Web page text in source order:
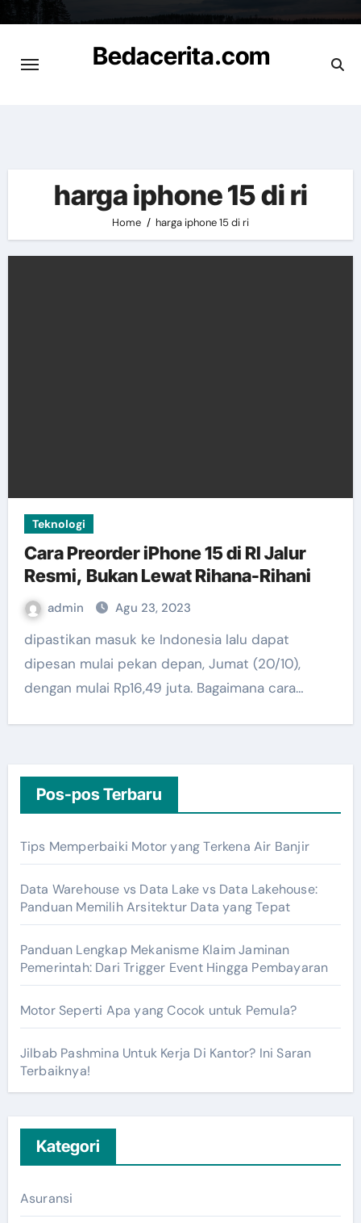
content
Bedacerita.com
harga iphone 15 di ri
Home harga iphone 15 di ri
Teknologi
Cara Preorder iPhone 15 di RI Jalur
Resmi, Bukan Lewat Rihana-Rihani
admin Agu 23, 2023
dipastikan masuk ke Indonesia lalu dapat
dipesan mulai pekan depan, Jumat (20/10),
dengan mulai Rp16,49 juta. Bagaimana cara…
Pos-pos Terbaru
Tips Memperbaiki Motor yang Terkena Air Banjir
Data Warehouse vs Data Lake vs Data Lakehouse:
Panduan Memilih Arsitektur Data yang Tepat
Panduan Lengkap Mekanisme Klaim Jaminan
Pemerintah: Dari Trigger Event Hingga Pembayaran
Motor Seperti Apa yang Cocok untuk Pemula?
Jilbab Pashmina Untuk Kerja Di Kantor? Ini Saran
Terbaiknya!
Kategori
Asuransi